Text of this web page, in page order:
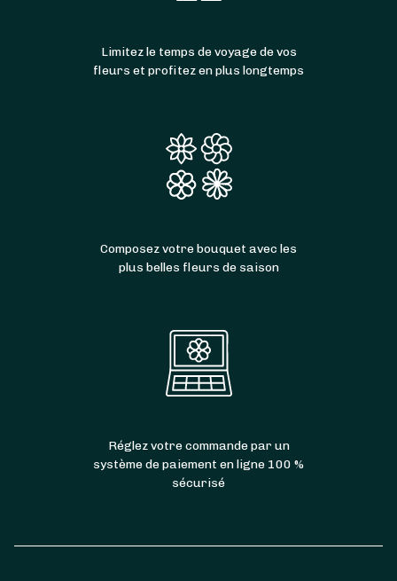
Limitez le temps de voyage de vos
fleurs et profitez en plus longtemps
Composez votre bouquet avec les
plus belles fleurs de saison
Réglez votre commande par un
système de paiement en ligne 100 %
sécurisé